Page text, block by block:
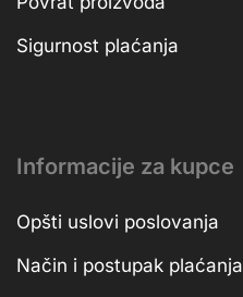
Sigurnost plaćanja
Informacije za kupce
Opšti uslovi poslovanja
Način i postupak plaćanja